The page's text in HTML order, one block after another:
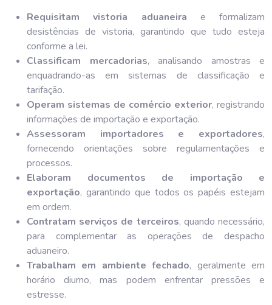
Requisitam vistoria aduaneira e formalizam
desistências de vistoria, garantindo que tudo esteja
conforme a lei.
Classificam mercadorias, analisando amostras e
enquadrando-as em sistemas de classificação e
tarifação.
Operam sistemas de comércio exterior, registrando
informações de importação e exportação.
Assessoram importadores e exportadores,
fornecendo orientações sobre regulamentações e
processos.
Elaboram documentos de importação e
exportação, garantindo que todos os papéis estejam
em ordem.
Contratam serviços de terceiros, quando necessário,
para complementar as operações de despacho
aduaneiro.
Trabalham em ambiente fechado, geralmente em
horário diurno, mas podem enfrentar pressões e
estresse.